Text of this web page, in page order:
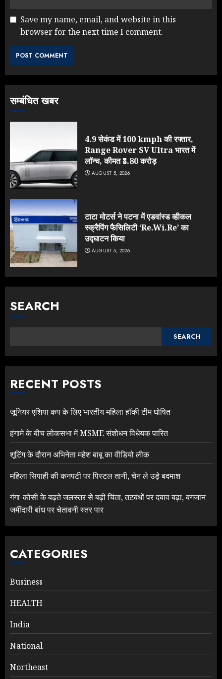
Save my name, email, and website in this
browser for the next time I comment.
सम्बंधित खबर
4.9 सेकंड में 100 kmph की रफ्तार,
Range Rover SV Ultra भारत में
लॉन्च, कीमत ₹3.80 करोड़
AUGUST 5, 2026
टाटा मोटर्स ने पटना में एडवांस्ड व्हीकल
स्क्रैपिंग फैसिलिटी ‘Re.Wi.Re’ का
उद्घाटन किया
AUGUST 5, 2026
SEARCH
SEARCH
RECENT POSTS
जूनियर एशिया कप के लिए भारतीय महिला हॉकी टीम घोषित
हंगामे के बीच लोकसभा में MSME संशोधन विधेयक पारित
शूटिंग के दौरान अभिनेता महेश बाबू का वीडियो लीक
महिला सिपाही की कनपटी पर पिस्टल तानी, चेन ले उड़े बदमाश
गंगा-कोसी के बढ़ते जलस्तर से बढ़ी चिंता, तटबंधों पर दबाव बढ़ा, बगजान
जमींदारी बांध पर चेतावनी स्तर पार
CATEGORIES
Business
HEALTH
India
National
Northeast